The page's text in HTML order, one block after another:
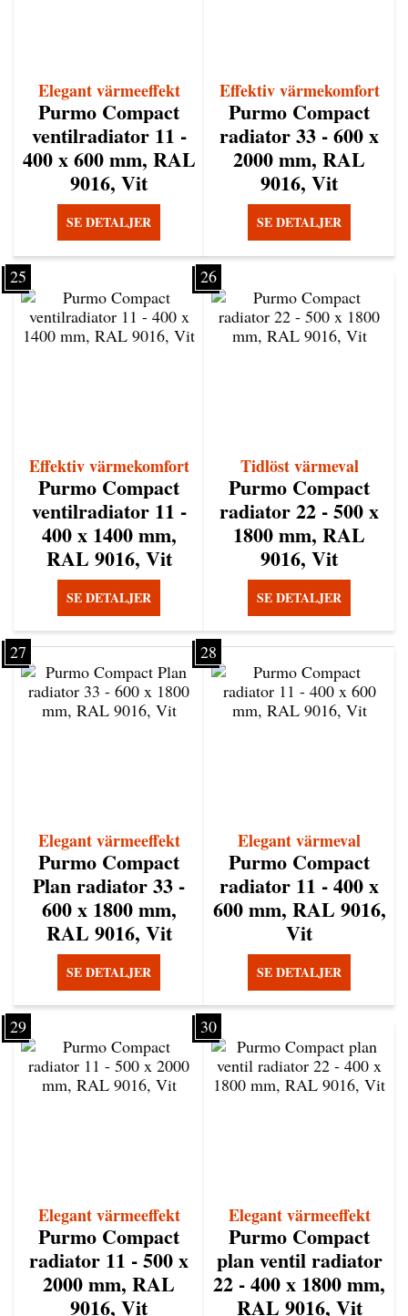
Elegant värmeeffekt
Purmo Compact
ventilradiator 11 -
400 x 600 mm, RAL
9016, Vit
SE DETALJER
Effektiv värmekomfort
Purmo Compact
radiator 33 - 600 x
2000 mm, RAL
9016, Vit
SE DETALJER
25
Effektiv värmekomfort
Purmo Compact
ventilradiator 11 -
400 x 1400 mm,
RAL 9016, Vit
SE DETALJER
26
Tidlöst värmeval
Purmo Compact
radiator 22 - 500 x
1800 mm, RAL
9016, Vit
SE DETALJER
27
Elegant värmeeffekt
Purmo Compact
Plan radiator 33 -
600 x 1800 mm,
RAL 9016, Vit
SE DETALJER
28
Elegant värmeval
Purmo Compact
radiator 11 - 400 x
600 mm, RAL 9016,
Vit
SE DETALJER
29
Elegant värmeeffekt
Purmo Compact
radiator 11 - 500 x
2000 mm, RAL
9016, Vit
30
Elegant värmeeffekt
Purmo Compact
plan ventil radiator
22 - 400 x 1800 mm,
RAL 9016, Vit